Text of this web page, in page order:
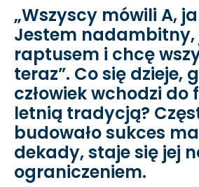
„Wszyscy mówili A,
Jestem nadambitny,
raptusem i chcę
teraz”. Co się dzieje,
człowiek wchodzi do
letnią tradycją?
budowało sukces
dekady, staje się jej
ograniczeniem.